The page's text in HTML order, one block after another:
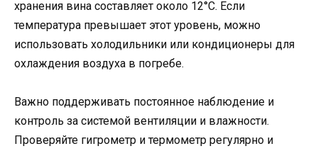
хранения вина составляет около 12°C. Если
температура превышает этот уровень, можно
использовать холодильники или кондиционеры для
охлаждения воздуха в погребе.
Важно поддерживать постоянное наблюдение и
контроль за системой вентиляции и влажности.
Проверяйте гигрометр и термометр регулярно и